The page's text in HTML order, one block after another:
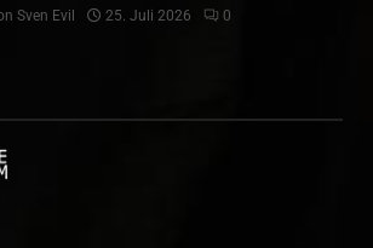
Sven Evil 25. Juli 2026 0